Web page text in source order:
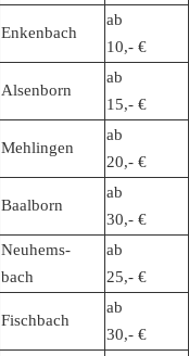
Enkenbach
ab
10,- €
Alsenborn
ab
15,- €
Mehlingen
ab
20,- €
Baalborn
ab
30,- €
Neuhems-
bach
ab
25,- €
Fischbach
ab
30,- €